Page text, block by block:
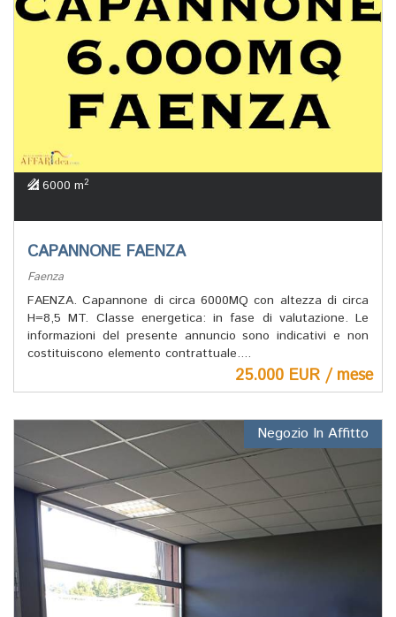
6000 m2
CAPANNONE FAENZA
Faenza
FAENZA. Capannone di circa 6000MQ con altezza di circa
H=8,5 MT. Classe energetica: in fase di valutazione. Le
informazioni del presente annuncio sono indicativi e non
costituiscono elemento contrattuale....
25.000 EUR / mese
Negozio In Affitto